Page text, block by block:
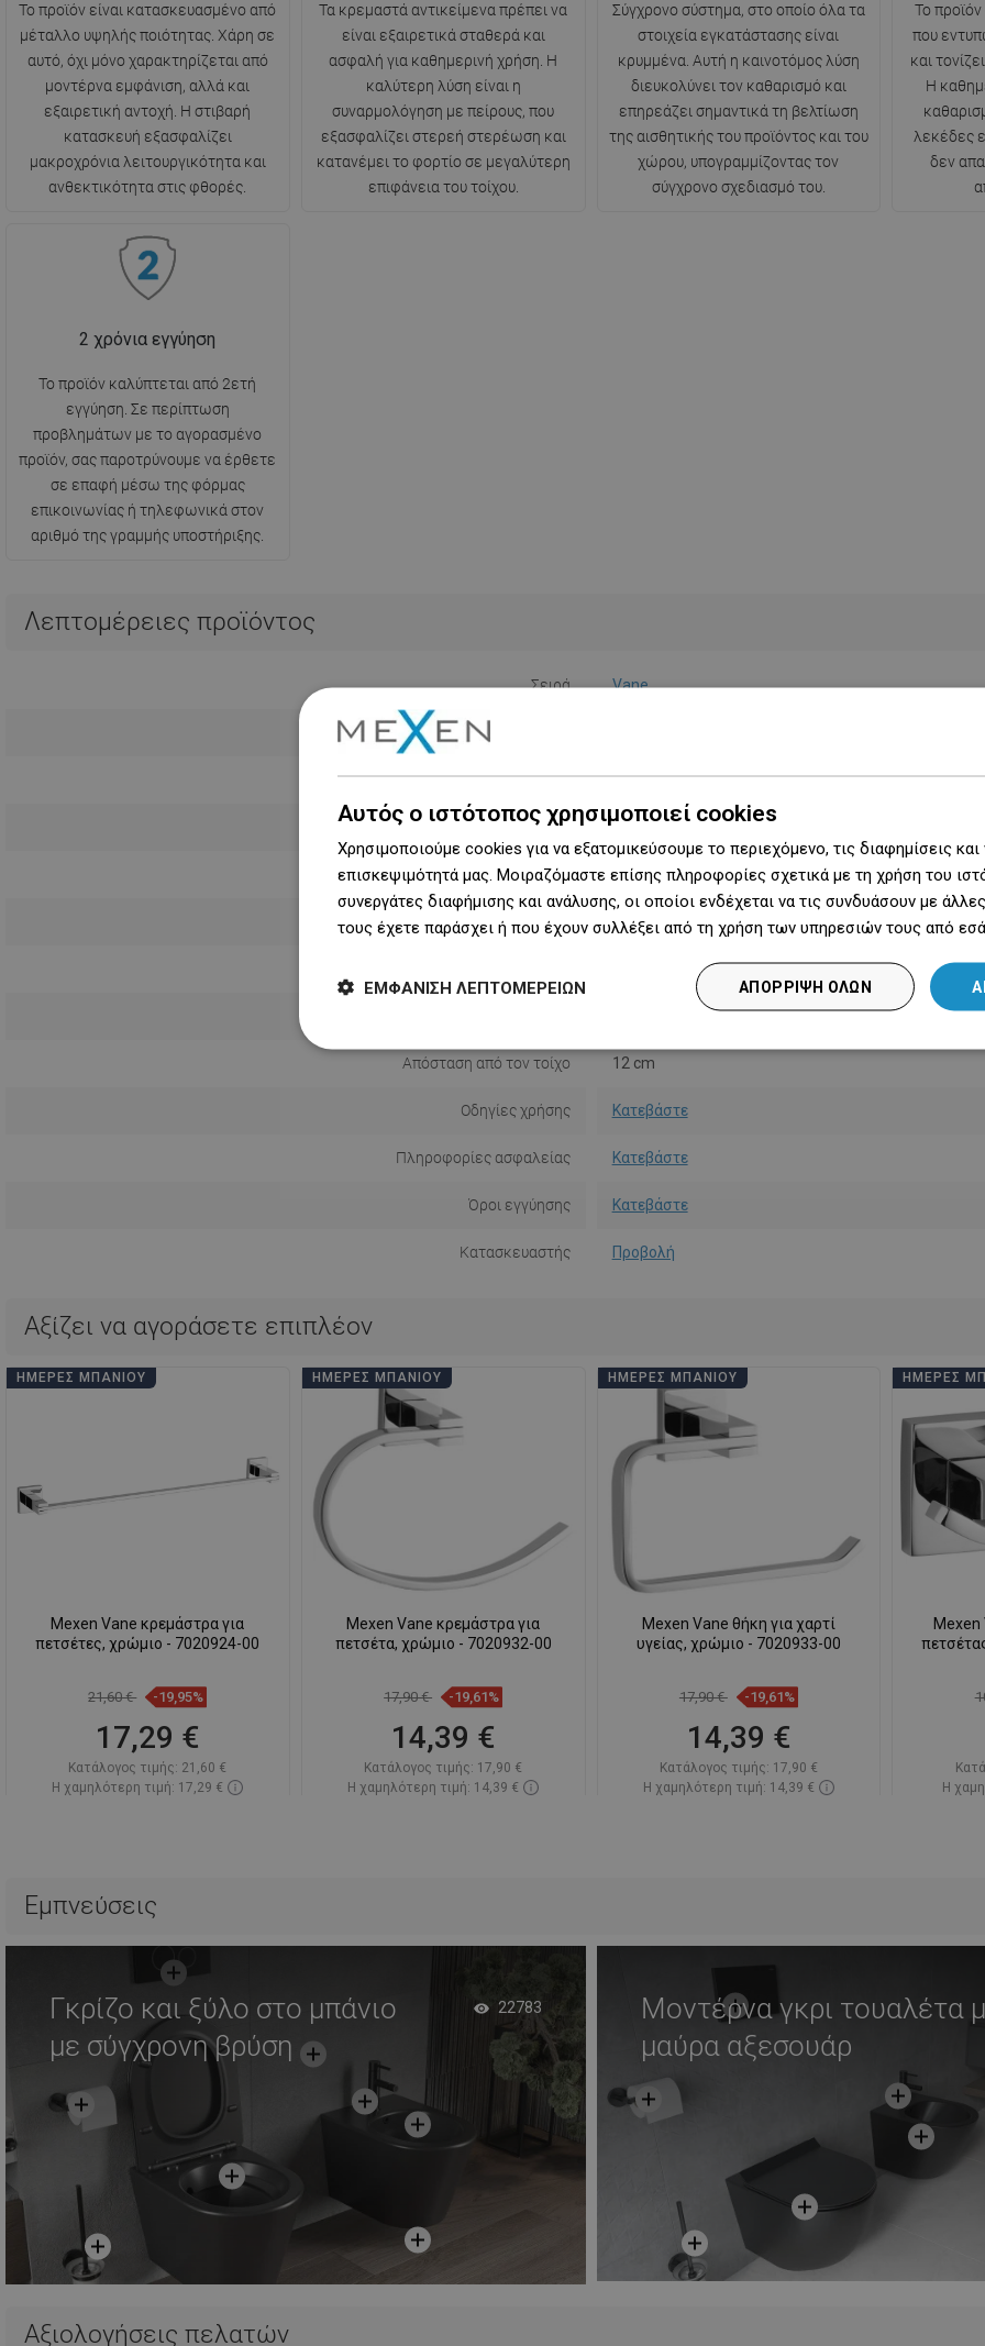
Το προϊόν είναι κατασκευασμένο από
μέταλλο υψηλής ποιότητας. Χάρη σε
αυτό, όχι μόνο χαρακτηρίζεται από
μοντέρνα εμφάνιση, αλλά και
εξαιρετική αντοχή. Η στιβαρή
κατασκευή εξασφαλίζει
μακροχρόνια λειτουργικότητα και
ανθεκτικότητα στις φθορές.
Τα κρεμαστά αντικείμενα πρέπει να
είναι εξαιρετικά σταθερά και
ασφαλή για καθημερινή χρήση. Η
καλύτερη λύση είναι η
συναρμολόγηση με πείρους, που
εξασφαλίζει στερεή στερέωση και
κατανέμει το φορτίο σε μεγαλύτερη
επιφάνεια του τοίχου.
Σύγχρονο σύστημα, στο οποίο όλα τα
στοιχεία εγκατάστασης είναι
κρυμμένα. Αυτή η καινοτόμος λύση
διευκολύνει τον καθαρισμό και
επηρεάζει σημαντικά τη βελτίωση
της αισθητικής του προϊόντος και του
χώρου, υπογραμμίζοντας τον
σύγχρονο σχεδιασμό του.
Το προϊόν
που
και
Η
λεκέδες
δεν
2 χρόνια εγγύηση
Το προϊόν καλύπτεται από 2ετή
εγγύηση. Σε περίπτωση
προβλημάτων με το αγορασμένο
προϊόν, σας παροτρύνουμε να έρθετε
σε επαφή μέσω της φόρμας
επικοινωνίας ή τηλεφωνικά στον
αριθμό της γραμμής υποστήριξης.
Λεπτομέρειες προϊόντος
Σειρά Vane
Ύψος 37 εκ.
Τύπος Τοίχου
Χρώμα Χρώμιο
Υλικό Γυαλί/Μέταλλο
Απόσταση από τον τοίχο 12 cm
Οδηγίες χρήσης Κατεβάστε
Πληροφορίες ασφαλείας Κατεβάστε
Όροι εγγύησης Κατεβάστε
Κατασκευαστής Προβολή
Αξίζει να αγοράσετε επιπλέον
ΗΜΈΡΕΣ ΜΠΆΝΙΟΥ
Mexen Vane κρεμάστρα για
πετσέτες, χρώμιο - 7020924-00
21,60 € -19,95%
17,29 €
Κατάλογος τιμής: 21,60 €
Η χαμηλότερη τιμή: 17,29 €
ΗΜΈΡΕΣ ΜΠΆΝΙΟΥ
Mexen Vane κρεμάστρα για
πετσέτα, χρώμιο - 7020932-00
17,90 € -19,61%
14,39 €
Κατάλογος τιμής: 17,90 €
Η χαμηλότερη τιμή: 14,39 €
ΗΜΈΡΕΣ ΜΠΆΝΙΟΥ
Mexen Vane θήκη για χαρτί
υγείας, χρώμιο - 7020933-00
17,90 € -19,61%
14,39 €
Κατάλογος τιμής: 17,90 €
Η χαμηλότερη τιμή: 14,39 €
ΗΜΈΡΕΣ
Mexen
Η
Εμπνεύσεις
Γκρίζο και ξύλο στο μπάνιο
με σύγχρονη βρύση
22783
Μοντέρνα γκρι τουαλέτα
μαύρα αξεσουάρ
Αξιολογήσεις πελατών
Αυτός ο ιστότοπος χρησιμοποιεί cookies
Χρησιμοποιούμε cookies για να εξατομικεύσουμε το περιεχόμενο, τις διαφημίσεις
επισκεψιμότητά μας. Μοιραζόμαστε επίσης πληροφορίες σχετικά με τη χρήση του
συνεργάτες διαφήμισης και ανάλυσης, οι οποίοι ενδέχεται να τις συνδυάσουν με
τους έχετε παράσχει ή που έχουν συλλέξει από τη χρήση των υπηρεσιών τους από
ΑΠΌΡΡΙΨΗ ΌΛΩΝ
ΕΜΦΆΝΙΣΗ ΛΕΠΤΟΜΕΡΕΙΏΝ